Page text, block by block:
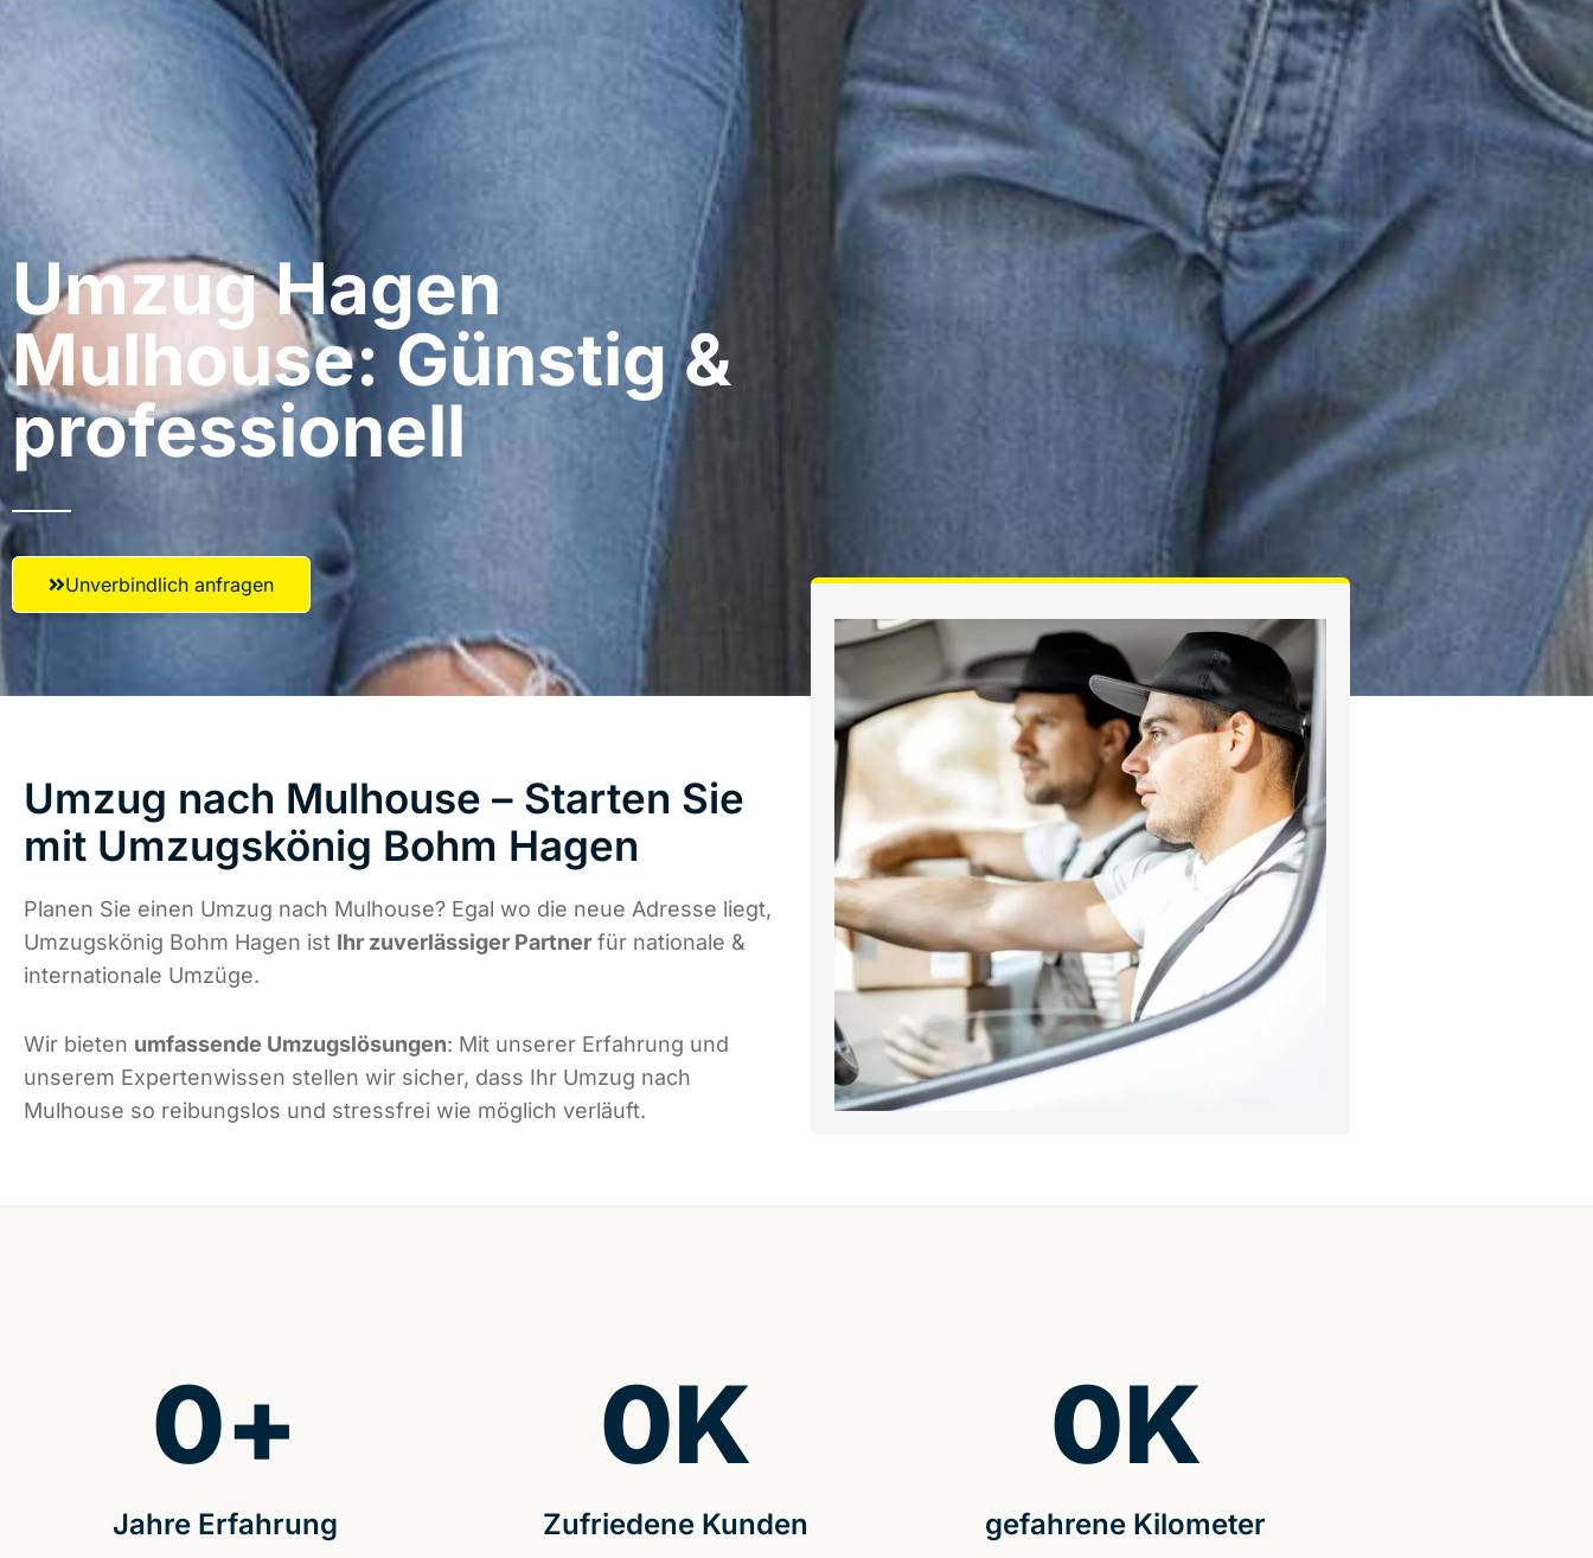
Umzug Hagen​
Mulhouse: Günstig &
professionell​
Unverbindlich anfragen
Umzug nach Mulhouse – Starten Sie
mit Umzugskönig Bohm Hagen
Planen Sie einen Umzug nach Mulhouse? Egal wo die neue Adresse liegt,
Umzugskönig Bohm Hagen ist Ihr zuverlässiger Partner für nationale &
internationale Umzüge.
Wir bieten umfassende Umzugslösungen: Mit unserer Erfahrung und
unserem Expertenwissen stellen wir sicher, dass Ihr Umzug nach
Mulhouse so reibungslos und stressfrei wie möglich verläuft.
Jahre Erfahrung
0+
Zufriedene Kunden
0K
gefahrene Kilometer
0K